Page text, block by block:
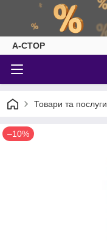
А-СТОР
Товари та послуги
–10%